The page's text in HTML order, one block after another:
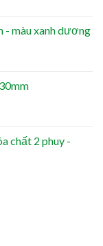
- màu xanh dương
chất 2 phuy -